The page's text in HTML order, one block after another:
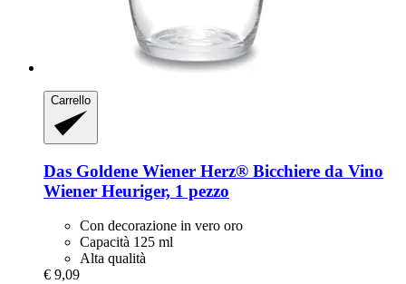
Carrello
Das Goldene Wiener Herz® Bicchiere da Vino
Wiener Heuriger, 1 pezzo
Con decorazione in vero oro
Capacità 125 ml
Alta qualità
€ 9,09